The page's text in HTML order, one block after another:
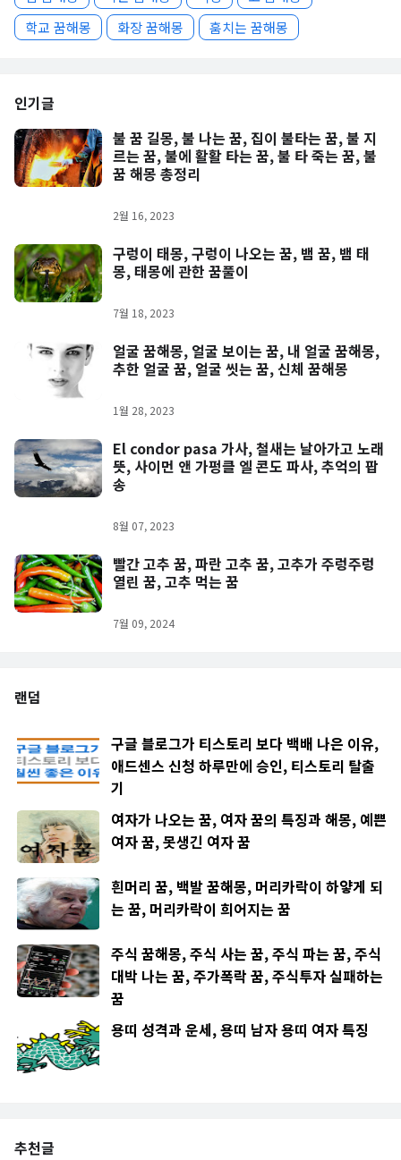
학교 꿈해몽
화장 꿈해몽 훔치는 꿈해몽
인기글
불 꿈 길몽, 불 나는 꿈, 집이 불타는 꿈, 불 지
르는 꿈, 불에 활활 타는 꿈, 불 타 죽는 꿈, 불
꿈 해몽 총정리
2월 16, 2023
구렁이 태몽, 구렁이 나오는 꿈, 뱀 꿈, 뱀 태
몽, 태몽에 관한 꿈풀이
7월 18, 2023
얼굴 꿈해몽, 얼굴 보이는 꿈, 내 얼굴 꿈해몽,
추한 얼굴 꿈, 얼굴 씻는 꿈, 신체 꿈해몽
1월 28, 2023
El condor pasa 가사, 철새는 날아가고 노래
뜻, 사이먼 앤 가펑클 엘 콘도 파사, 추억의 팝
송
8월 07, 2023
빨간 고추 꿈, 파란 고추 꿈, 고추가 주렁주렁
열린 꿈, 고추 먹는 꿈
7월 09, 2024
랜덤
구글 블로그가 티스토리 보다 백배 나은 이유,
애드센스 신청 하루만에 승인, 티스토리 탈출
기
여자가 나오는 꿈, 여자 꿈의 특징과 해몽, 예쁜
여자 꿈, 못생긴 여자 꿈
흰머리 꿈, 백발 꿈해몽, 머리카락이 하얗게 되
는 꿈, 머리카락이 희어지는 꿈
주식 꿈해몽, 주식 사는 꿈, 주식 파는 꿈, 주식
대박 나는 꿈, 주가폭락 꿈, 주식투자 실패하는
꿈
용띠 성격과 운세, 용띠 남자 용띠 여자 특징
추천글